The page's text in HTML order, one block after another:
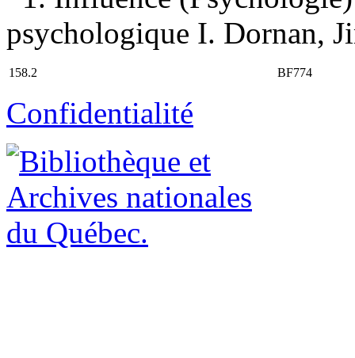
psychologique I. Dornan,
158.2 BF774
Confidentialité